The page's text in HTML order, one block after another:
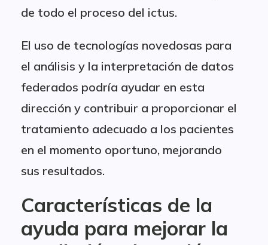
de todo el proceso del ictus.
El uso de tecnologías novedosas para
el análisis y la interpretación de datos
federados podría ayudar en esta
dirección y contribuir a proporcionar el
tratamiento adecuado a los pacientes
en el momento oportuno, mejorando
sus resultados.
Características de la
ayuda para mejorar la